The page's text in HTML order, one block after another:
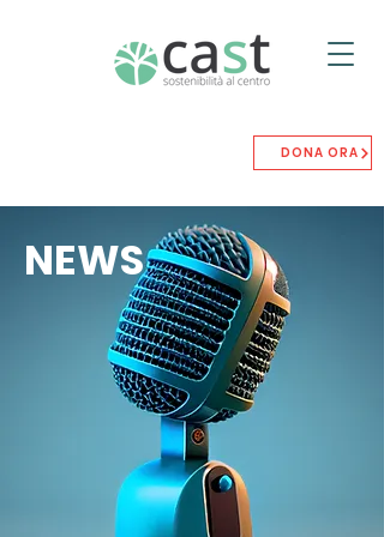
DONA ORA
NEWS